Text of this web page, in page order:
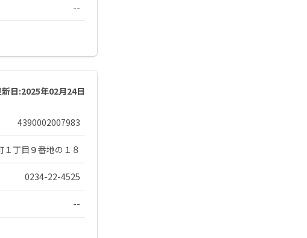
--
日:2025年02月24日
4390002007983
１丁目９番地の１８
0234-22-4525
--